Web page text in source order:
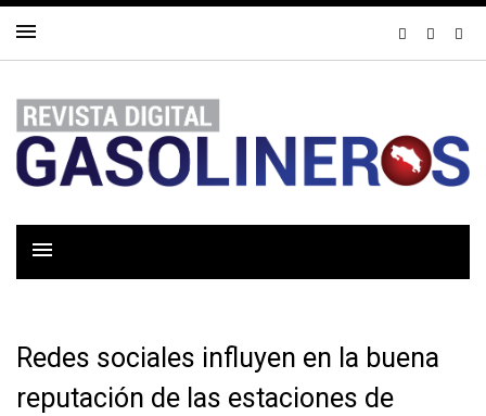
Redes sociales influyen en la buena
reputación de las estaciones de